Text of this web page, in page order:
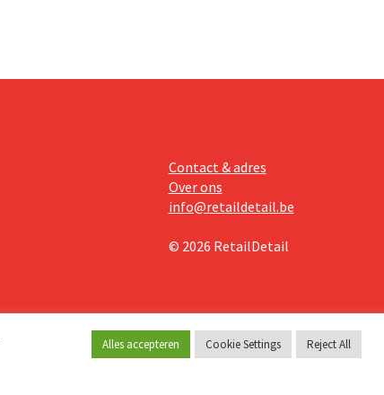
Contact & adres
Over ons
info@retaildetail.be
© 2026 RetailDetail
Alles accepteren Cookie Settings Reject All